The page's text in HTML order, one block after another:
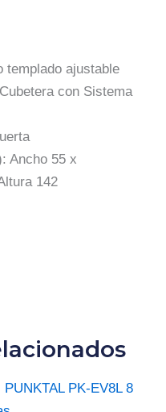
templado ajustable
con Sistema
Ancho 55 x
142